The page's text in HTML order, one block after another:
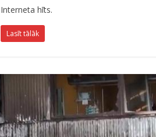
Interneta hīts.
Lasīt tālāk